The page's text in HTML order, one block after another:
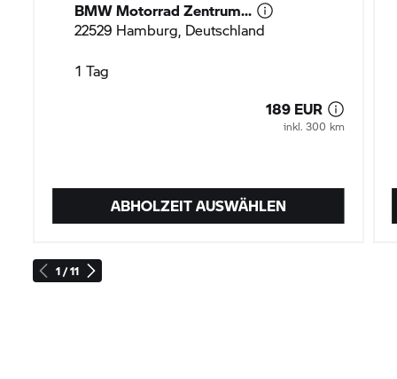
1 / 11
ABHOLZEIT AUSWÄHLEN
BMW Motorrad Zentrum...
22529 Hamburg, Deutschland
1 Tag
189 EUR
inkl. 300 km